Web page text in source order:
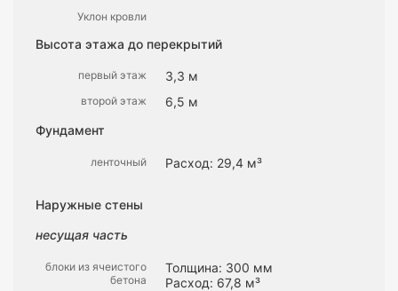
Уклон кровли
Высота этажа до перекрытий
первый этаж 3,3 м
второй этаж
6,5 м
Фундамент
ленточный Расход: 29,4 м³
Наружные стены
несущая часть
блоки из ячеистого
бетона
Толщина: 300 мм
Расход: 67,8 м³